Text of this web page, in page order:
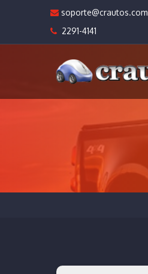
soporte@crautos.com
2291-4141